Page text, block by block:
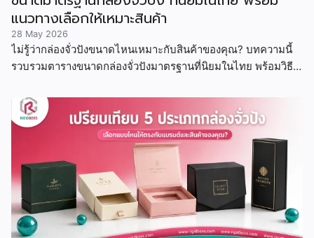
แนวทางเลือกให้เหมาะสินค้า
28 May 2026
ไม่รู้ว่ากล่องจั่วปังขนาดไหนเหมาะกับสินค้าของคุณ? บทความนี้
รวบรวมตารางขนาดกล่องจั่วปังมาตรฐานที่นิยมในไทย พร้อมวิธี